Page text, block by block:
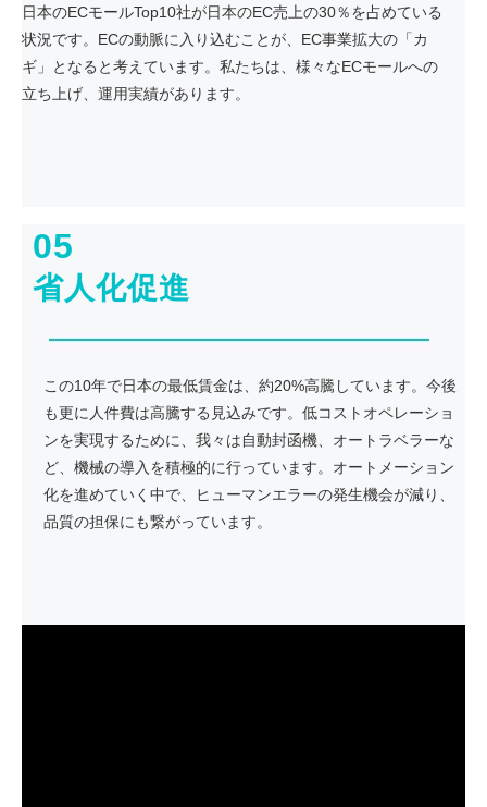
日本のECモールTop10社が日本のEC売上の30％を占めている
状況です。ECの動脈に入り込むことが、EC事業拡大の「カ
ギ」となると考えています。私たちは、様々なECモールへの
立ち上げ、運用実績があります。
05
省人化促進
この10年で日本の最低賃金は、約20%高騰しています。今後
も更に人件費は高騰する見込みです。低コストオペレーショ
ンを実現するために、我々は自動封函機、オートラベラーな
ど、機械の導入を積極的に行っています。オートメーション
化を進めていく中で、ヒューマンエラーの発生機会が減り、
品質の担保にも繋がっています。